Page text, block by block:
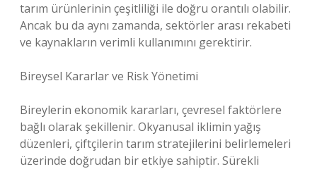
tarım ürünlerinin çeşitliliği ile doğru orantılı olabilir.
Ancak bu da aynı zamanda, sektörler arası rekabeti
ve kaynakların verimli kullanımını gerektirir.
Bireysel Kararlar ve Risk Yönetimi
Bireylerin ekonomik kararları, çevresel faktörlere
bağlı olarak şekillenir. Okyanusal iklimin yağış
düzenleri, çiftçilerin tarım stratejilerini belirlemeleri
üzerinde doğrudan bir etkiye sahiptir. Sürekli